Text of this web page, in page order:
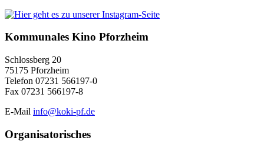
Kommunales Kino Pforzheim
Schlossberg 20
75175 Pforzheim
Telefon 07231 566197-0
Fax 07231 566197-8
E-Mail info@koki-pf.de
Organisatorisches